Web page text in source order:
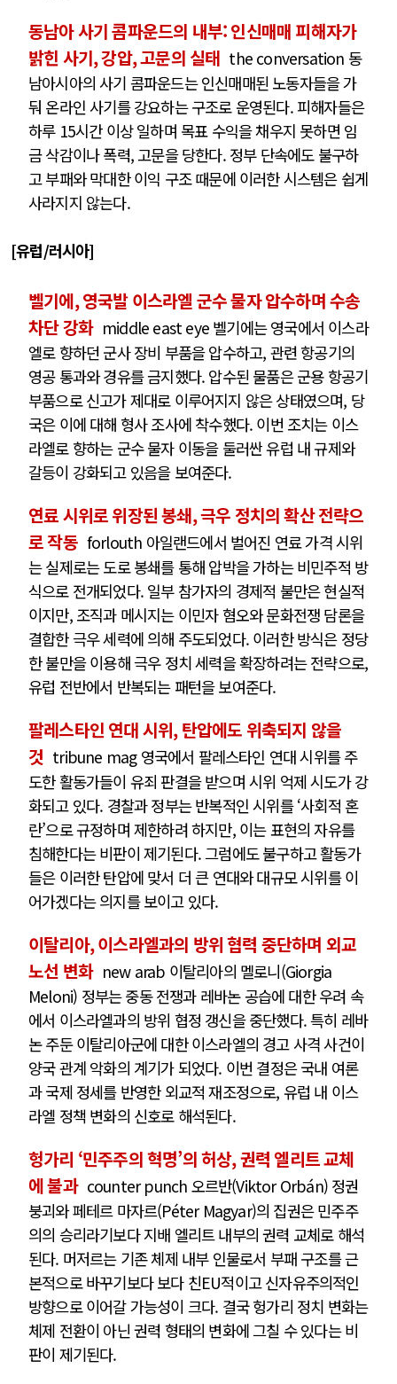
동남아 사기 콤파운드의 내부: 인신매매 피해자가
밝힌 사기, 강압, 고문의 실태 the conversation 동
남아시아의 사기 콤파운드는 인신매매된 노동자들을 가
둬 온라인 사기를 강요하는 구조로 운영된다. 피해자들은
하루 15시간 이상 일하며 목표 수익을 채우지 못하면 임
금 삭감이나 폭력, 고문을 당한다. 정부 단속에도 불구하
고 부패와 막대한 이익 구조 때문에 이러한 시스템은 쉽게
사라지지 않는다.
[유럽/러시아]
벨기에, 영국발 이스라엘 군수 물자 압수하며 수송
차단 강화 middle east eye 벨기에는 영국에서 이스라
엘로 향하던 군사 장비 부품을 압수하고, 관련 항공기의
영공 통과와 경유를 금지했다. 압수된 물품은 군용 항공기
부품으로 신고가 제대로 이루어지지 않은 상태였으며, 당
국은 이에 대해 형사 조사에 착수했다. 이번 조치는 이스
라엘로 향하는 군수 물자 이동을 둘러싼 유럽 내 규제와
갈등이 강화되고 있음을 보여준다.
연료 시위로 위장된 봉쇄, 극우 정치의 확산 전략으
로 작동 forlouth 아일랜드에서 벌어진 연료 가격 시위
는 실제로는 도로 봉쇄를 통해 압박을 가하는 비민주적 방
식으로 전개되었다. 일부 참가자의 경제적 불만은 현실적
이지만, 조직과 메시지는 이민자 혐오와 문화전쟁 담론을
결합한 극우 세력에 의해 주도되었다. 이러한 방식은 정당
한 불만을 이용해 극우 정치 세력을 확장하려는 전략으로,
유럽 전반에서 반복되는 패턴을 보여준다.
팔레스타인 연대 시위, 탄압에도 위축되지 않을
것 tribune mag 영국에서 팔레스타인 연대 시위를 주
도한 활동가들이 유죄 판결을 받으며 시위 억제 시도가 강
화되고 있다. 경찰과 정부는 반복적인 시위를 ‘사회적 혼
란’으로 규정하며 제한하려 하지만, 이는 표현의 자유를
침해한다는 비판이 제기된다. 그럼에도 불구하고 활동가
들은 이러한 탄압에 맞서 더 큰 연대와 대규모 시위를 이
어가겠다는 의지를 보이고 있다.
이탈리아, 이스라엘과의 방위 협력 중단하며 외교
노선 변화 new arab 이탈리아의 멜로니(Giorgia
Meloni) 정부는 중동 전쟁과 레바논 공습에 대한 우려 속
에서 이스라엘과의 방위 협정 갱신을 중단했다. 특히 레바
논 주둔 이탈리아군에 대한 이스라엘의 경고 사격 사건이
양국 관계 악화의 계기가 되었다. 이번 결정은 국내 여론
과 국제 정세를 반영한 외교적 재조정으로, 유럽 내 이스
라엘 정책 변화의 신호로 해석된다.
헝가리 ‘민주주의 혁명’의 허상, 권력 엘리트 교체
에 불과 counter punch 오르반(Viktor Orbán) 정권
붕괴와 페테르 마자르(Péter Magyar)의 집권은 민주주
의의 승리라기보다 지배 엘리트 내부의 권력 교체로 해석
된다. 머저르는 기존 체제 내부 인물로서 부패 구조를 근
본적으로 바꾸기보다 보다 친EU적이고 신자유주의적인
방향으로 이어갈 가능성이 크다. 결국 헝가리 정치 변화는
체제 전환이 아닌 권력 형태의 변화에 그칠 수 있다는 비
판이 제기된다.